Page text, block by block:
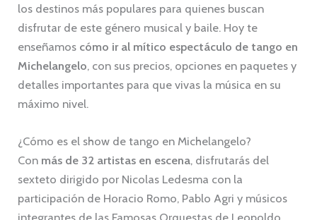
los destinos más populares para quienes buscan
disfrutar de este género musical y baile. Hoy te
enseñamos cómo ir al mítico espectáculo de tango en
Michelangelo, con sus precios, opciones en paquetes y
detalles importantes para que vivas la música en su
máximo nivel.
¿Cómo es el show de tango en Michelangelo?
Con más de 32 artistas en escena, disfrutarás del
sexteto dirigido por Nicolas Ledesma con la
participación de Horacio Romo, Pablo Agri y músicos
integrantes de las Famosas Orquestas de Leopoldo